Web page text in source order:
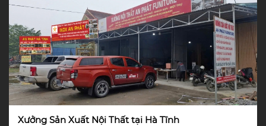
Xưởng Sản Xuất Nội Thất tại Hà Tĩnh